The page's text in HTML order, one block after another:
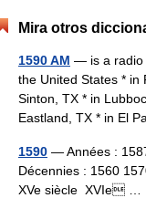
Mira otros
1590 AM — is a radio
the United States * in
Sinton, TX * in
Eastland, TX * in El
1590 — Années :
Décennies : 1560
XVe siècle XVIe …